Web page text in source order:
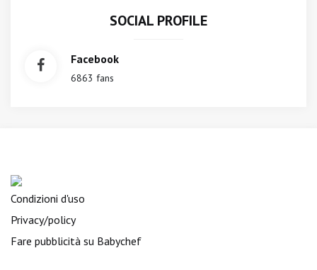
SOCIAL PROFILE
Facebook
6863 fans
Condizioni d'uso
Privacy/policy
Fare pubblicità su Babychef